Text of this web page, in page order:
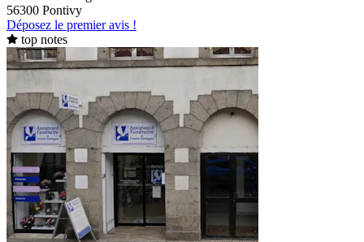
56300 Pontivy
Déposez le premier avis !
top notes